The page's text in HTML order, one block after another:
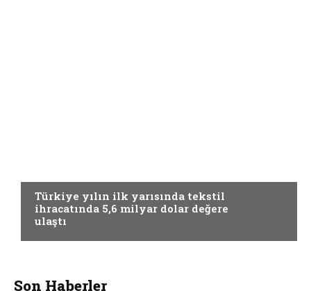
Türkiye yılın ilk yarısında tekstil
ihracatında 5,6 milyar dolar değere
ulaştı
Son Haberler